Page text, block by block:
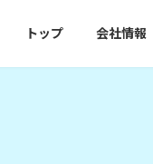
トップ 会社情報